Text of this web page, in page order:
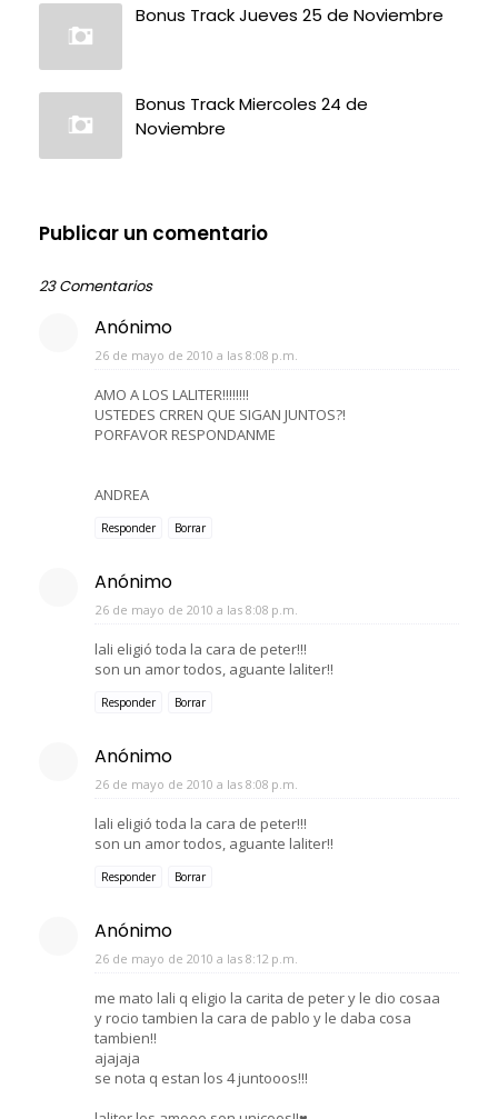
Bonus Track Jueves 25 de Noviembre
Bonus Track Miercoles 24 de
Noviembre
Publicar un comentario
23 Comentarios
Anónimo
26 de mayo de 2010 a las 8:08 p.m.
AMO A LOS LALITER!!!!!!!!
USTEDES CRREN QUE SIGAN JUNTOS?!
PORFAVOR RESPONDANME
ANDREA
Responder Borrar
Anónimo
26 de mayo de 2010 a las 8:08 p.m.
lali eligió toda la cara de peter!!!
son un amor todos, aguante laliter!!
Responder Borrar
Anónimo
26 de mayo de 2010 a las 8:08 p.m.
lali eligió toda la cara de peter!!!
son un amor todos, aguante laliter!!
Responder Borrar
Anónimo
26 de mayo de 2010 a las 8:12 p.m.
me mato lali q eligio la carita de peter y le dio cosaa
y rocio tambien la cara de pablo y le daba cosa
tambien!!
ajajaja
se nota q estan los 4 juntooos!!!